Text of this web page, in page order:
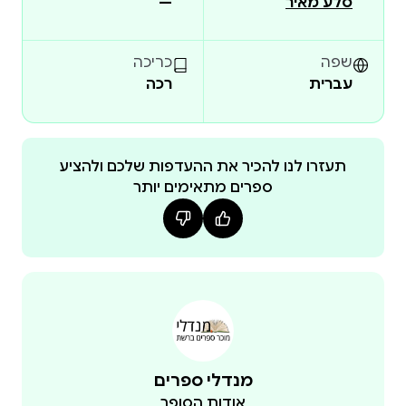
עצמם עם קסדה ונשק, קופצים לאירוע שישנה את חייהם:
שירות מילואים ארוך, מתיש ומלא בגילויי גבורה ורעות
בלב רצועת עזה. לאורך הימים, השבועות והחודשים
הבאים הם יעברו את המלחמה בקו הראשון, כשכל הזמן
מרוצצות בראש המחשבות על הבית, המשפחות
והעסקים שנשארו מעבר לגבול. הספר שבידכם מתאר
לראשונה את הסיפור של המילואימניקים שלחמו
במלחמת עזה: האנשים הרגילים שבמשך שנה עשו
מחדש סדרי העדיפויות האישיים והלאומיים; המקום שבו
לאורך סבבי שמירות ארוכים ולאור הלהבה מתחת
שפה
עברית
כריכה
רכה
תעזרו לנו להכיר את ההעדפות שלכם ולהציע
ספרים מתאימים יותר
מנדלי ספרים